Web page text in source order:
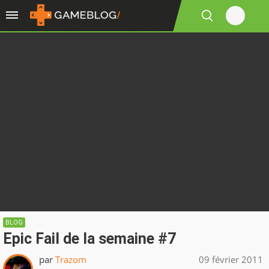
BLOG
Epic Fail de la semaine #7
par Trazom 09 février 2011